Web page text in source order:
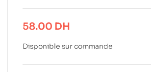
58.00 DH
Disponible sur commande